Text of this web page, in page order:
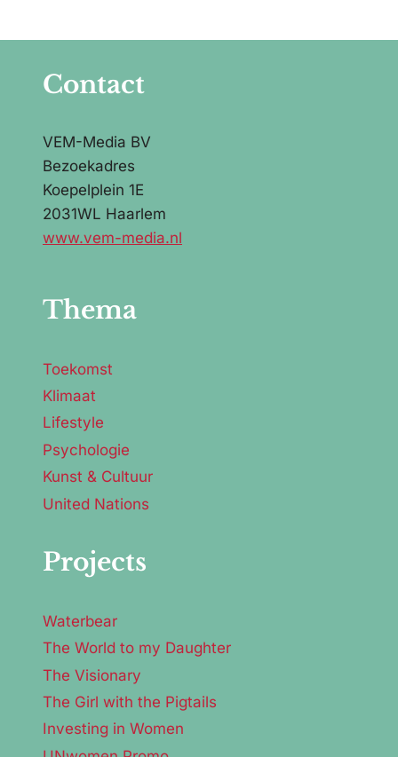
Contact
VEM-Media BV
Bezoekadres
Koepelplein 1E
2031WL Haarlem
www.vem-media.nl
Thema
Toekomst
Klimaat
Lifestyle
Psychologie
Kunst & Cultuur
United Nations
Projects
Waterbear
The World to my Daughter
The Visionary
The Girl with the Pigtails
Investing in Women